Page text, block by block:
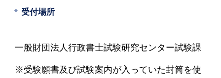
受付場所
一般財団法人行政書士試験研究センター試験課
※受験願書及び試験案内が入っていた封筒を使